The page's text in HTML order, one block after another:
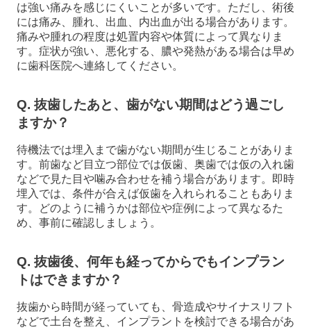
は強い痛みを感じにくいことが多いです。ただし、術後
には痛み、腫れ、出血、内出血が出る場合があります。
痛みや腫れの程度は処置内容や体質によって異なりま
す。症状が強い、悪化する、膿や発熱がある場合は早め
に歯科医院へ連絡してください。
Q. 抜歯したあと、歯がない期間はどう過ごし
ますか？
待機法では埋入まで歯がない期間が生じることがありま
す。前歯など目立つ部位では仮歯、奥歯では仮の入れ歯
などで見た目や噛み合わせを補う場合があります。即時
埋入では、条件が合えば仮歯を入れられることもありま
す。どのように補うかは部位や症例によって異なるた
め、事前に確認しましょう。
Q. 抜歯後、何年も経ってからでもインプラン
トはできますか？
抜歯から時間が経っていても、骨造成やサイナスリフト
などで土台を整え、インプラントを検討できる場合があ